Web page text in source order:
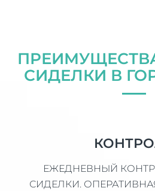
СИДЕЛКИ В
ЕЖЕДНЕВНЫЙ
СИДЕЛКИ.